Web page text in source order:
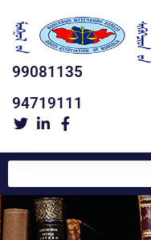
99081135
94719111